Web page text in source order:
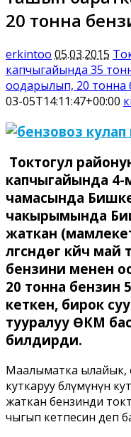
20 тонна
erkintoo 05.03.2015
капчыгайында 35
оодарылып, 20 тонна
03-05T14:11:47+00:00
Токтогул
капчыгайында 4-
чамасында
чакырымында
жаткан
үлгүсүндөгү
бензини менен
20 тонна бензин
кеткен, бирок
тууралуу ӨКМ
билдирди.
Маалыматка ылайык,
куткаруу бөлүмүнүн
жаткан бензинди
чыгып кетпесин деп